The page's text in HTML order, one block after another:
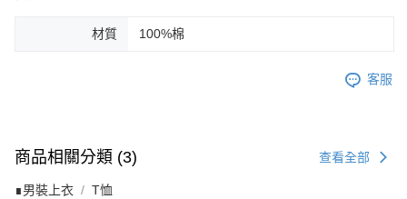
材質 100%棉
客服
商品相關分類 (3) 查看全部
∎男裝上衣 T恤